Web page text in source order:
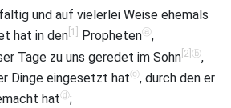
und auf vielerlei Weise ehemals
hat in den [1] Prophetenⓐ,
Tage zu uns geredet im Sohn [2] ⓑ,
Dinge eingesetzt hatⓒ, durch den er
hatⓓ;